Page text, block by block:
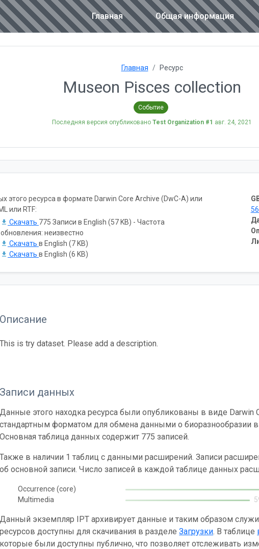
Главная Общая информация
Главная Ресурс
Museon Pisces collection
Событие
Последняя версия опубликовано Test Organization #1 авг. 24, 2021
этого ресурса в формате Darwin Core Archive (DwC-A) или
или RTF:
Скачать 775 Записи в English (57 KB) - Частота
обновления: неизвестно
Скачать в English (7 KB)
Скачать в English (6 KB)
Описание
This is try dataset. Please add a description.
Записи данных
Данные этого находка ресурса были опубликованы в виде Darwin
стандартным форматом для обмена данными о биоразнообразии
Основная таблица данных содержит 775 записей.
Также в наличии 1 таблиц с данными расширений. Записи
об основной записи. Число записей в каждой таблице данных
Occurrence (core)
Multimedia
Данный экземпляр IPT архивирует данные и таким образом
ресурсов доступны для скачивания в разделеЗагрузки. В таблице
которые были доступны публично, что позволяет отслеживать